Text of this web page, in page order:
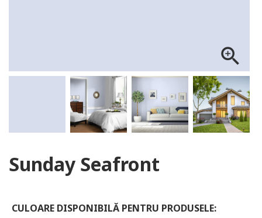
zoom_in
Sunday Seafront
CULOARE DISPONIBILĂ PENTRU PRODUSELE: